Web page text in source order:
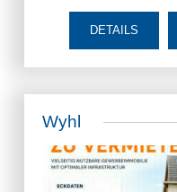
DETAILS
Wyhl